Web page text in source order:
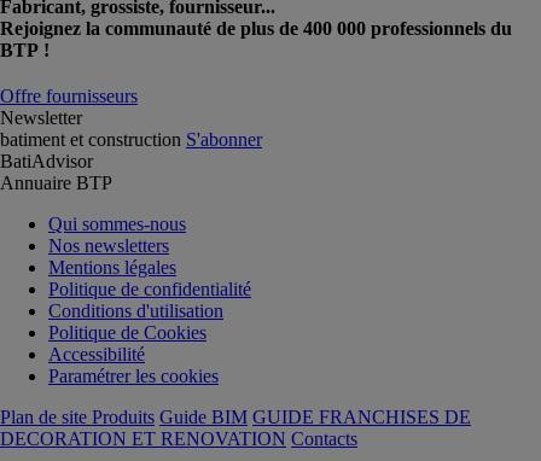
Fabricant, grossiste, fournisseur...
Rejoignez la communauté de plus de 400 000 professionnels du
BTP !
Offre fournisseurs
Newsletter
batiment et construction S'abonner
BatiAdvisor
Annuaire BTP
Qui sommes-nous
Nos newsletters
Mentions légales
Politique de confidentialité
Conditions d'utilisation
Politique de Cookies
Accessibilité
Paramétrer les cookies
Plan de site Produits Guide BIM GUIDE FRANCHISES DE
DECORATION ET RENOVATION Contacts